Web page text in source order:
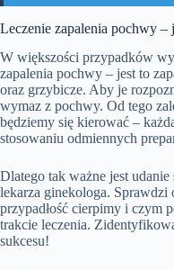
Leczenie zapalenia pochwy
W większości przypadków
zapalenia pochwy – jest to
oraz grzybicze. Aby je
wymaz z pochwy. Od tego
będziemy się kierować –
stosowaniu odmiennych
Dlatego tak ważne jest
lekarza ginekologa. Sprawdzi
przypadłość cierpimy i czym
trakcie leczenia.
sukcesu!